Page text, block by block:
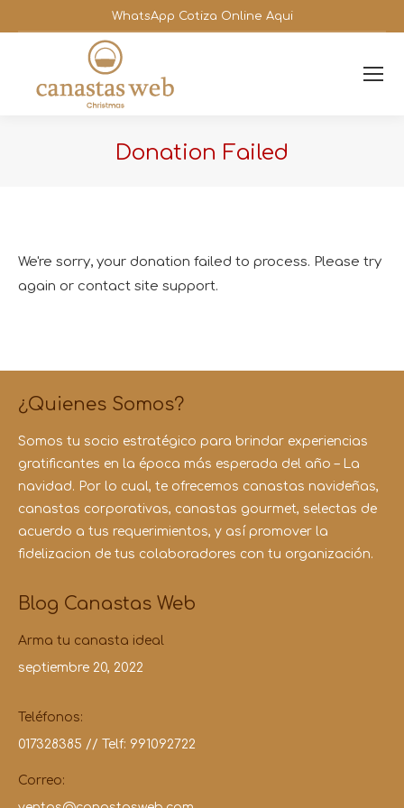
WhatsApp Cotiza Online Aqui
Donation Failed
We're sorry, your donation failed to process. Please try
again or contact site support.
¿Quienes Somos?
Somos tu socio estratégico para brindar experiencias
gratificantes en la época más esperada del año – La
navidad. Por lo cual, te ofrecemos canastas navideñas,
canastas corporativas, canastas gourmet, selectas de
acuerdo a tus requerimientos, y así promover la
fidelizacion de tus colaboradores con tu organización.
Blog Canastas Web
Arma tu canasta ideal
septiembre 20, 2022
Teléfonos:
017328385 // Telf: 991092722
Correo: